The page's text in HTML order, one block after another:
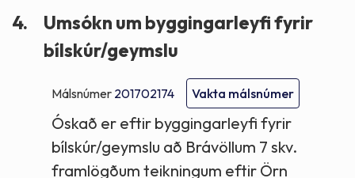
4.
Umsókn um byggingarleyfi fyrir
bílskúr/geymslu
Málsnúmer 201702174 Vakta málsnúmer
Óskað er eftir byggingarleyfi fyrir
bílskúr/geymslu að Brávöllum 7 skv.
framlögðum teikningum eftir Örn